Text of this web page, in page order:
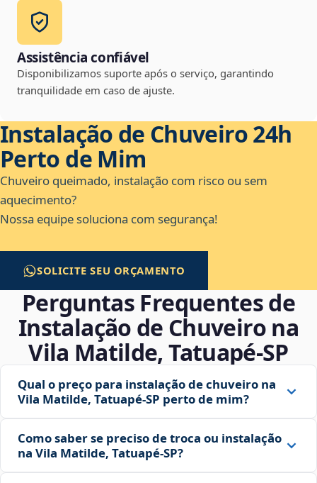
Assistência confiável
Disponibilizamos suporte após o serviço, garantindo
tranquilidade em caso de ajuste.
Instalação de Chuveiro 24h
Perto de Mim
Chuveiro queimado, instalação com risco ou sem
aquecimento?
Nossa equipe soluciona com segurança!
SOLICITE SEU ORÇAMENTO
Perguntas Frequentes de
Instalação de Chuveiro na
Vila Matilde, Tatuapé‑SP
Qual o preço para instalação de chuveiro na
Vila Matilde, Tatuapé‑SP perto de mim?
Como saber se preciso de troca ou instalação
na Vila Matilde, Tatuapé‑SP?